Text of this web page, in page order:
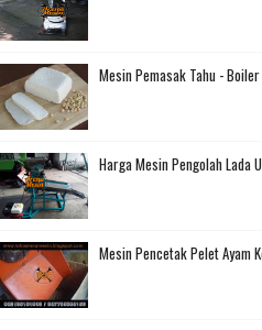
Mesin Pemasak Tahu -
Harga Mesin Pengolah Lada
Mesin Pencetak Pelet Ayam